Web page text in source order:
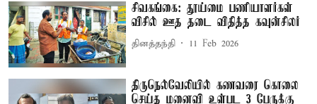
சிவகங்கை: தூய்மை பணியாளர்கள்
விசில் ஊத தடை விதித்த கவுன்சிலர்
தினத்தந்தி 11 Feb 2026
திருநெல்வேலியில் கணவரை கொலை
செய்த மனைவி உள்பட 3 பேருக்கு